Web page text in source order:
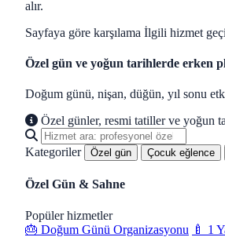
alır.
Sayfaya göre karşılama İlgili hizmet
Özel gün ve yoğun tarihlerde erken
Doğum günü, nişan, düğün, yıl sonu
Özel günler, resmi tatiller ve yoğun
Hizmet ara
Kategoriler
Özel gün Çocuk eğlence
Özel Gün & Sahne
Popüler hizmetler
🎂 Doğum Günü Organizasyonu 🍼 1